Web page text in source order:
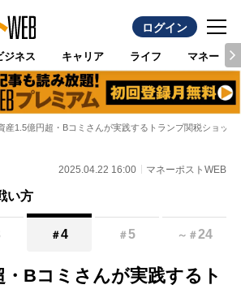
ログイン
ジネス キャリア ライフ マネー
産1.5億円超・Bコミさんが実践するトランプ関税ショッ
2025.04.22 16:00 マネーポストWEB
い方
＃4 ＃5 ～ ＃24
・Bコミさんが実践するト